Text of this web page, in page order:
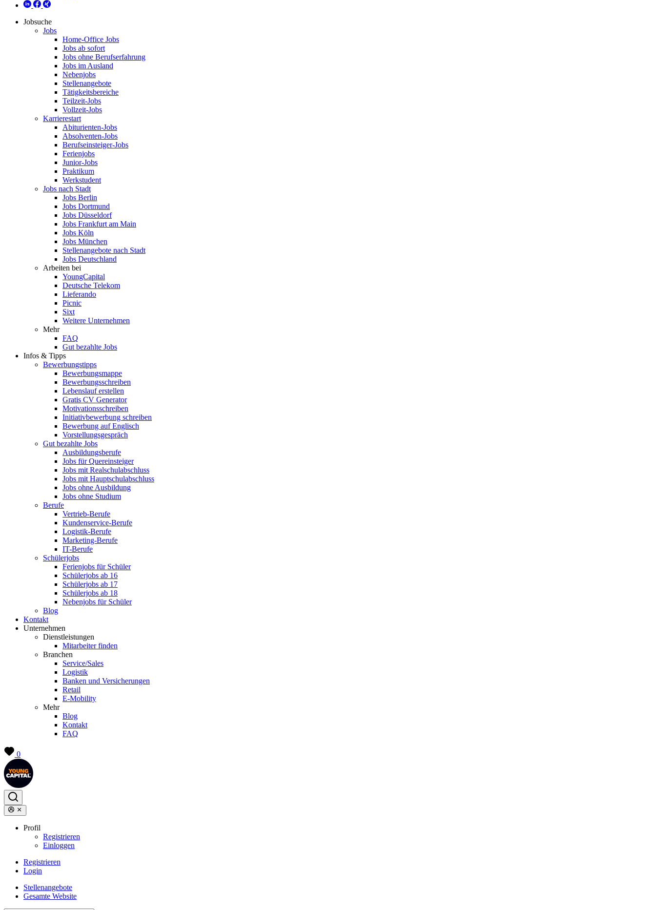
Jobsuche
Jobs
Home-Office Jobs
Jobs ab sofort
Jobs ohne Berufserfahrung
Jobs im Ausland
Nebenjobs
Stellenangebote
Tätigkeitsbereiche
Teilzeit-Jobs
Vollzeit-Jobs
Karrierestart
Abiturienten-Jobs
Absolventen-Jobs
Berufseinsteiger-Jobs
Ferienjobs
Junior-Jobs
Praktikum
Werkstudent
Jobs nach Stadt
Jobs Berlin
Jobs Dortmund
Jobs Düsseldorf
Jobs Frankfurt am Main
Jobs Köln
Jobs München
Stellenangebote nach Stadt
Jobs Deutschland
Arbeiten bei
YoungCapital
Deutsche Telekom
Lieferando
Picnic
Sixt
Weitere Unternehmen
Mehr
FAQ
Gut bezahlte Jobs
Infos & Tipps
Bewerbungstipps
Bewerbungsmappe
Bewerbungsschreiben
Lebenslauf erstellen
Gratis CV Generator
Motivationsschreiben
Initiativbewerbung schreiben
Bewerbung auf Englisch
Vorstellungsgespräch
Gut bezahlte Jobs
Ausbildungsberufe
Jobs für Quereinsteiger
Jobs mit Realschulabschluss
Jobs mit Hauptschulabschluss
Jobs ohne Ausbildung
Jobs ohne Studium
Berufe
Vertrieb-Berufe
Kundenservice-Berufe
Logistik-Berufe
Marketing-Berufe
IT-Berufe
Schülerjobs
Ferienjobs für Schüler
Schülerjobs ab 16
Schülerjobs ab 17
Schülerjobs ab 18
Nebenjobs für Schüler
Blog
Kontakt
Unternehmen
Dienstleistungen
Mitarbeiter finden
Branchen
Service/Sales
Logistik
Banken und Versicherungen
Retail
E-Mobility
Mehr
Blog
Kontakt
FAQ
0
Profil
Registrieren
Einloggen
Registrieren
Login
Stellenangebote
Gesamte Website